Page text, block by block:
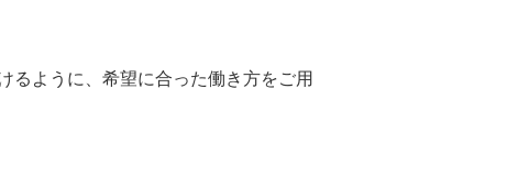
るように、希望に合った働き方をご用